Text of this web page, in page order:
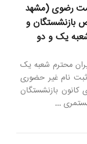
رضوی (مشهد
و
یک و دو
محترم شعبه یک
نام غیر حضوری
بازنشستگان
...